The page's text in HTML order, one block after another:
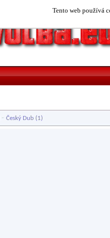
Tento web používá
- Český Dub (1)